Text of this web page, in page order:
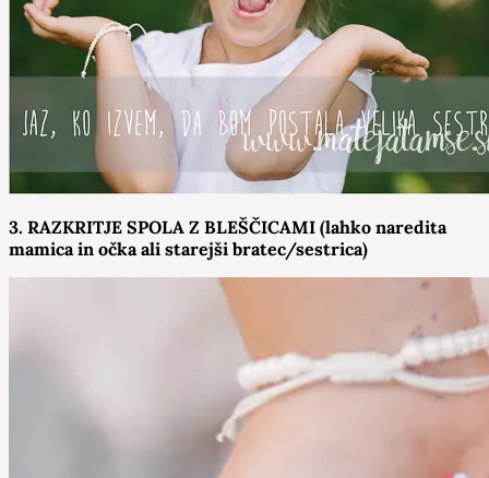
3. RAZKRITJE SPOLA Z BLEŠČICAMI (lahko naredita
mamica in očka ali starejši bratec/sestrica)